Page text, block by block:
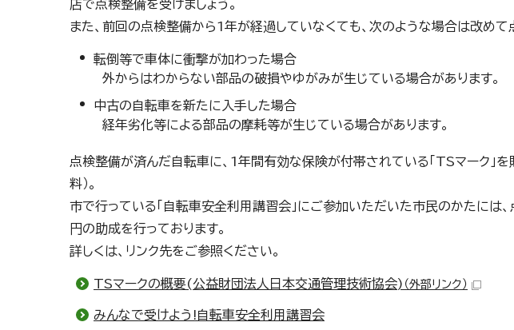
店で点検整備を受けましょう。
また、前回の点検整備から1年が経過していなくても、次のような場合は改めて
転倒等で車体に衝撃が加わった場合
外からはわからない部品の破損やゆがみが生じている場合があります。
中古の自転車を新たに入手した場合
経年劣化等による部品の摩耗等が生じている場合があります。
点検整備が済んだ自転車に、1年間有効な保険が付帯されている「TSマーク」を
料）。
市で行っている「自転車安全利用講習会」にご参加いただいた市民のかたには
円の助成を行っております。
詳しくは、リンク先をご参照ください。
TSマークの概要(公益財団法人日本交通管理技術協会) （外部リンク）
みんなで受けよう!自転車安全利用講習会